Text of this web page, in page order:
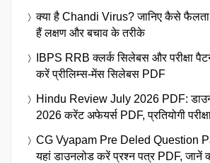
क्या है Chandi Virus? जानिए कैसे फैलता
हैं लक्षण और बचाव के तरीके
IBPS RRB क्लर्क सिलेबस और परीक्षा
करें प्रीलिम्स-मेंस सिलेबस PDF
Hindu Review July 2026 PDF:
2026 करेंट अफेयर्स PDF, प्रतियोगी
CG Vyapam Pre Deled Question
यहां डाउनलोड करें प्रश्न पत्र PDF, जानें